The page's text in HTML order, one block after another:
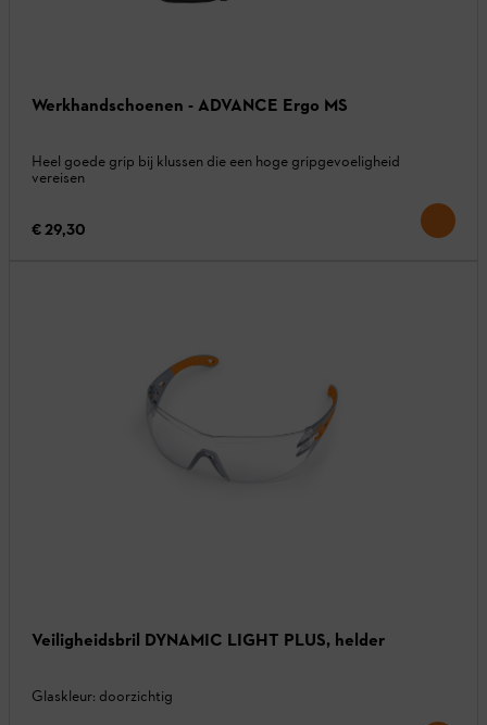
Werkhandschoenen - ADVANCE Ergo MS
Heel goede grip bij klussen die een hoge gripgevoeligheid
vereisen
€ 29,30
Veiligheidsbril DYNAMIC LIGHT PLUS, helder
Glaskleur: doorzichtig